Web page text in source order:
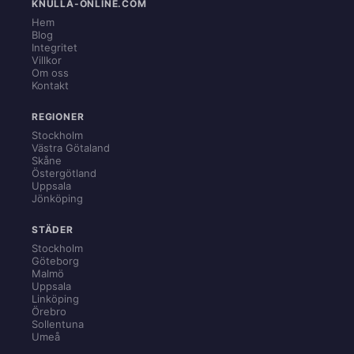
KNULLA-ONLINE.COM
Hem
Blog
Integritet
Villkor
Om oss
Kontakt
REGIONER
Stockholm
Västra Götaland
Skåne
Östergötland
Uppsala
Jönköping
STÄDER
Stockholm
Göteborg
Malmö
Uppsala
Linköping
Örebro
Sollentuna
Umeå